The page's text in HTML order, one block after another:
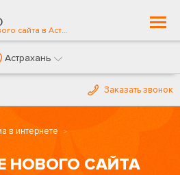
Продвижение нового сайта в Астрахани
Астрахань
Заказать звонок
в интернете
НОВОГО САЙТА